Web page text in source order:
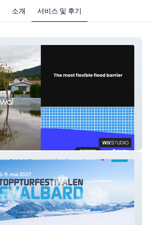
소개 서비스 및 후기